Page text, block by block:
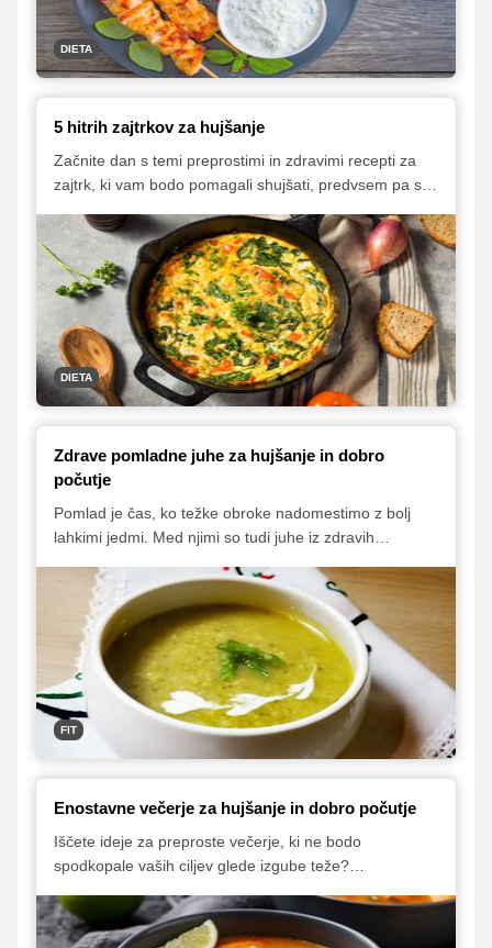
DIETA
5 hitrih zajtrkov za hujšanje
Začnite dan s temi preprostimi in zdravimi recepti za
zajtrk, ki vam bodo pomagali shujšati, predvsem pa se
DIETA
Zdrave pomladne juhe za hujšanje in dobro
počutje
Pomlad je čas, ko težke obroke nadomestimo z bolj
lahkimi jedmi. Med njimi so tudi juhe iz zdravih
obenem pa pomagajo tudi pri izgubi kilogramov.
FIT
Enostavne večerje za hujšanje in dobro počutje
Iščete ideje za preproste večerje, ki ne bodo
spodkopale vaših ciljev glede izgube teže?
enostavni in polni okusov.